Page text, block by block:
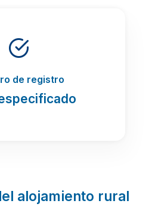
de registro
alojamiento rural